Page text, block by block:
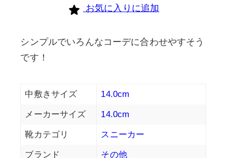
お気に入りに追加
シンプルでいろんなコーデに合わせやすそう
です！
中敷きサイズ 14.0cm
メーカーサイズ 14.0cm
靴カテゴリ スニーカー
ブランド その他